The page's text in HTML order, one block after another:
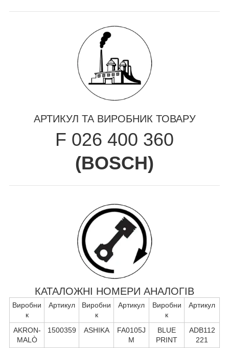
АРТИКУЛ ТА ВИРОБНИК ТОВАРУ
F 026 400 360
(BOSCH)
КАТАЛОЖНІ НОМЕРИ АНАЛОГІВ
Виробни
к
Артикул
Виробни
к
Артикул
Виробни
к
Артикул
AKRON-
MALÒ
1500359 ASHIKA
FA0105J
M
BLUE
PRINT
ADB112
221